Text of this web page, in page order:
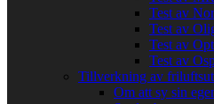
Test av
Test av
Test av
Test av
Tillverkning av
Om att sy sin